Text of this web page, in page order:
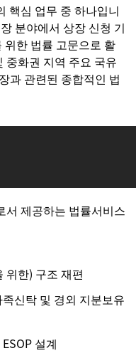
핵심 업무 중 하나입니
분야에서 상장 신청 기
위한 법률 고문으로 활
중화권 지역 주요 국유
과 관련된 종합적인 법
서 제공하는 법률서비스
위한) 구조 재편
신탁 및 경외 지분보유
설계